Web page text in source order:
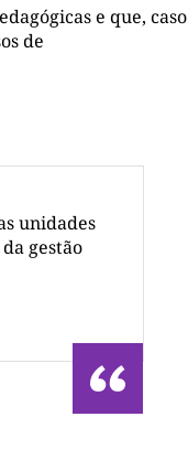
e que, caso
de
unidades
gestão